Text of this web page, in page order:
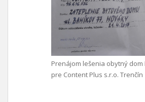
Prenájom lešenia obytný dom
pre Content Plus s.r.o. Trenčín